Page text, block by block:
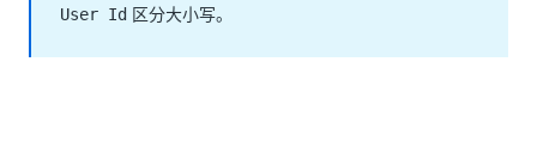
User Id 区分大小写。